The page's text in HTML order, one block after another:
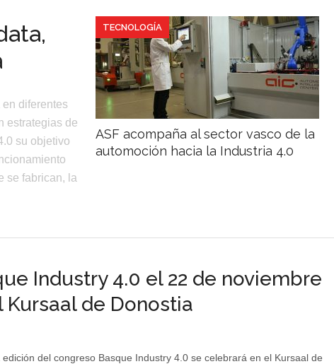
en diferentes
estrategias de
su objetivo
se fabrican, la
TECNOLOGÍA
ASF acompaña al sector vasco de la
automoción hacia la Industria 4.0
Industry 4.0 el 22 de noviembre
Kursaal de Donostia
edición del congreso Basque Industry 4.0 se celebrará en el Kursaal de